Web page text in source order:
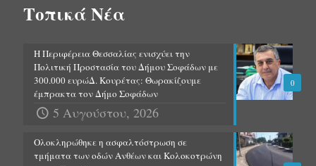
Τοπικά Νέα
0
Η Περιφέρεια Θεσσαλίας ενισχύει την
Πολιτική Προστασία του Δήμου Σοφάδων με
300.000 ευρώΔ. Κουρέτας: Θωρακίζουμε
έμπρακτα τον Δήμο Σοφάδων
5 Αυγούστου, 2026
Ολοκληρώθηκε η ασφαλτόστρωση σε
τμήματα των οδών Ανθέων και Κολοκοτρώνη